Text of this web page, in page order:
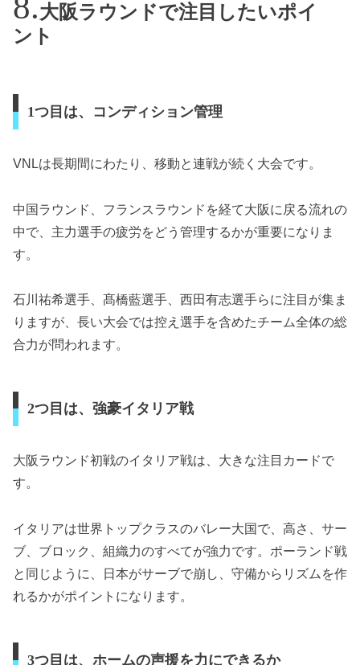
大阪ラウンドで注目したいポイ
ント
1つ目は、コンディション管理
VNLは長期間にわたり、移動と連戦が続く大会です。
中国ラウンド、フランスラウンドを経て大阪に戻る流れの
中で、主力選手の疲労をどう管理するかが重要になりま
す。
石川祐希選手、髙橋藍選手、西田有志選手らに注目が集ま
りますが、長い大会では控え選手を含めたチーム全体の総
合力が問われます。
2つ目は、強豪イタリア戦
大阪ラウンド初戦のイタリア戦は、大きな注目カードで
す。
イタリアは世界トップクラスのバレー大国で、高さ、サー
ブ、ブロック、組織力のすべてが強力です。ポーランド戦
と同じように、日本がサーブで崩し、守備からリズムを作
れるかがポイントになります。
3つ目は、ホームの声援を力にできるか